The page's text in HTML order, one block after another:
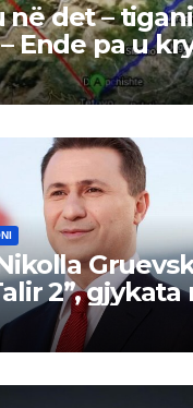
në det – tigani
Ende pa u
tunelit,
punimet
2”, gjykata
ndërtimin e
të selisë së